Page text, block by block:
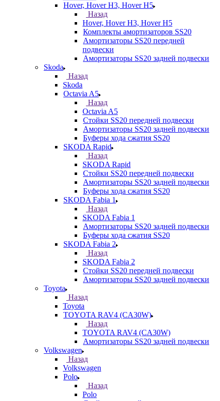
Hover, Hover H3, Hover H5
Назад
Hover, Hover H3, Hover H5
Комплекты амортизаторов SS20
Амортизаторы SS20 передней
подвески
Амортизаторы SS20 задней подвески
Skoda
Назад
Skoda
Octavia A5
Назад
Octavia A5
Стойки SS20 передней подвески
Амортизаторы SS20 задней подвески
Буферы хода сжатия SS20
SKODA Rapid
Назад
SKODA Rapid
Стойки SS20 передней подвески
Амортизаторы SS20 задней подвески
Буферы хода сжатия SS20
SKODA Fabia 1
Назад
SKODA Fabia 1
Амортизаторы SS20 задней подвески
Буферы хода сжатия SS20
SKODA Fabia 2
Назад
SKODA Fabia 2
Стойки SS20 передней подвески
Амортизаторы SS20 задней подвески
Toyota
Назад
Toyota
TOYOTA RAV4 (CA30W)
Назад
TOYOTA RAV4 (CA30W)
Амортизаторы SS20 задней подвески
Volkswagen
Назад
Volkswagen
Polo
Назад
Polo